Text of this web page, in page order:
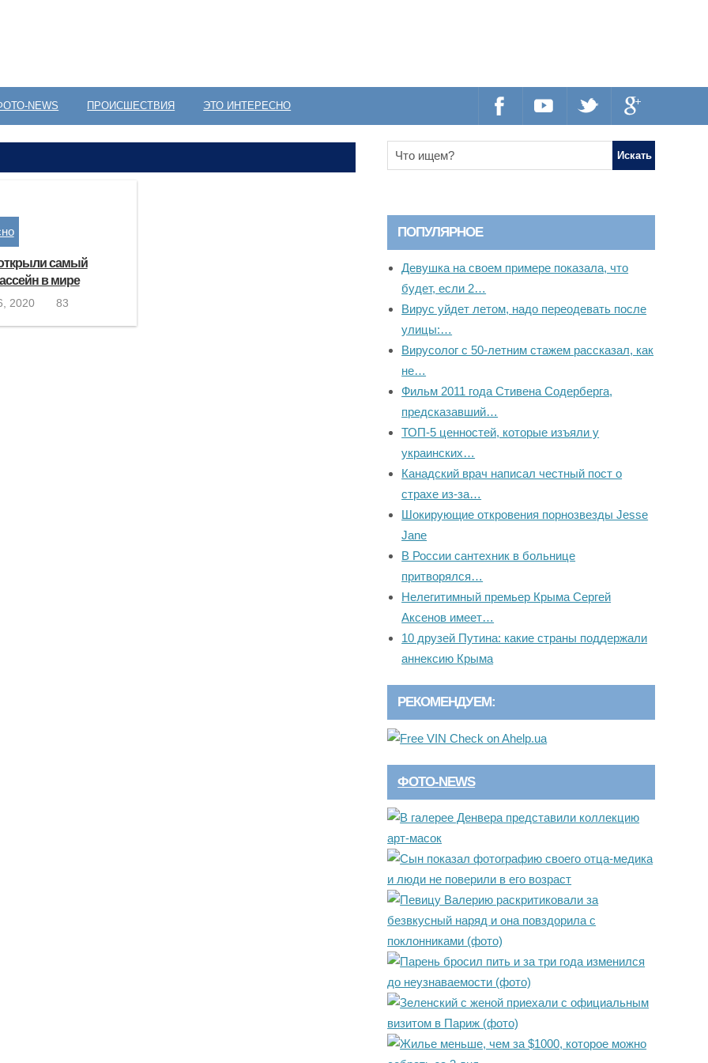
NEWS ПРОИСШЕСТВИЯ ЭТО ИНТЕРЕСНО
самый
в мире
2020 83
ПОПУЛЯРНОЕ
Девушка на своем примере показала, что
будет, если 2…
Вирус уйдет летом, надо переодевать после
улицы:…
Вирусолог с 50-летним стажем рассказал, как
не…
Фильм 2011 года Стивена Содерберга,
предсказавший…
ТОП-5 ценностей, которые изъяли у
украинских…
Канадский врач написал честный пост о
страхе из-за…
Шокирующие откровения порнозвезды Jesse
Jane
В России сантехник в больнице
притворялся…
Нелегитимный премьер Крыма Сергей
Аксенов имеет…
10 друзей Путина: какие страны поддержали
аннексию Крыма
РЕКОМЕНДУЕМ:
ФОТО-NEWS